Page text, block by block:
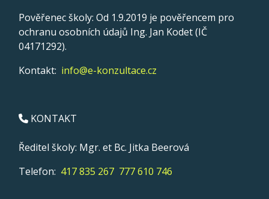
Pověřenec školy: Od 1.9.2019 je pověřencem pro
ochranu osobních údajů Ing. Jan Kodet (IČ
04171292).
Kontakt: info@e-konzultace.cz
KONTAKT
Ředitel školy: Mgr. et Bc. Jitka Beerová
Telefon: 417 835 267 777 610 746